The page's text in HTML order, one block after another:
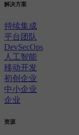
解决方案
持续集成
平台团队
DevSecOps
人工智能
移动开发
初创企业
中小企业
企业
资源